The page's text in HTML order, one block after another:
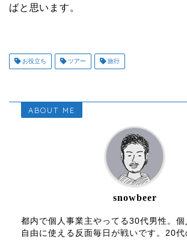
ばと思います。
お役立ち ツアー 旅行
ABOUT ME
snowbeer
都内で個人事業主やってる30代男性。
自由に使える反面毎日が戦いです。20